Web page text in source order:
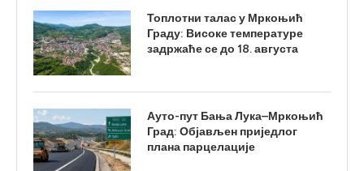
Топлотни талас у Мркоњић
Граду: Високе температуре
задржаће се до 18. августа
Ауто-пут Бања Лука–Мркоњић
Град: Објављен приједлог
плана парцелације